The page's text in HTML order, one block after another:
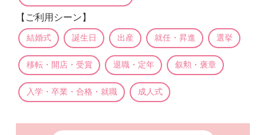
【ご利用シーン】
結婚式 誕生日 出産 就任・昇進 選挙
移転・開店・受賞 退職・定年 叙勲・褒章
入学・卒業・合格・就職 成人式